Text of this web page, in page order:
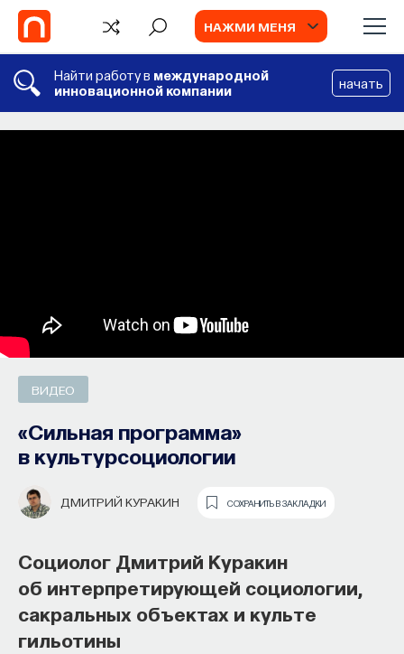
НАЖМИ МЕНЯ
Найти работу в международной
инновационной компании
начать
ВИДЕО
«Сильная программа»
в культурсоциологии
ДМИТРИЙ КУРАКИН СОХРАНИТЬ В ЗАКЛАДКИ
Социолог Дмитрий Куракин
об интерпретирующей социологии,
сакральных объектах и культе
гильотины
СОБЫТИЯ
ВЯЧЕСЛАВ ДУБЫНИН СОХРАНИТЬ В ЗАКЛАДКИ
Как наши память, потребности,
эмоции, внимание, воля связаны